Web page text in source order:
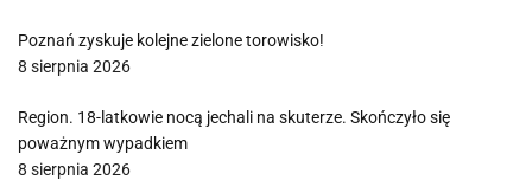
Poznań zyskuje kolejne zielone torowisko!
8 sierpnia 2026
Region. 18-latkowie nocą jechali na skuterze. Skończyło się
poważnym wypadkiem
8 sierpnia 2026